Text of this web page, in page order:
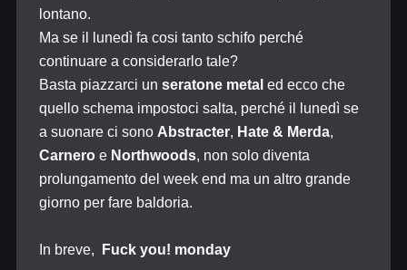
lontano.
Ma se il lunedì fa cosi tanto schifo perché
continuare a considerarlo tale?
Basta piazzarci un seratone metal ed ecco che
quello schema impostoci salta, perché il lunedì se
a suonare ci sono Abstracter, Hate & Merda,
Carneroe Northwoods, non solo diventa
prolungamento del week end ma un altro grande
giorno per fare baldoria.
In breve, Fuck you! monday